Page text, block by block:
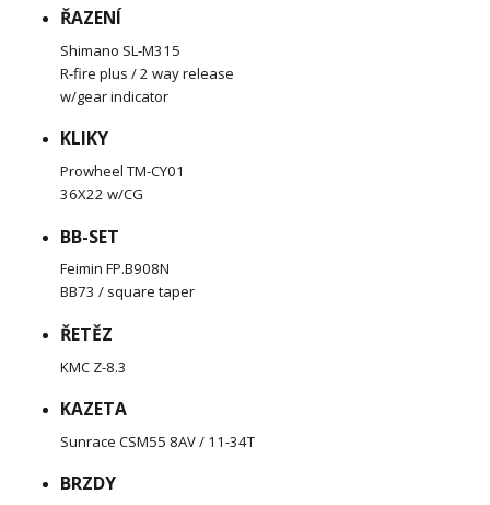
ŘAZENÍ
Shimano SL-M315
R-fire plus / 2 way release
w/gear indicator
KLIKY
Prowheel TM-CY01
36X22 w/CG
BB-SET
Feimin FP.B908N
BB73 / square taper
ŘETĚZ
KMC Z-8.3
KAZETA
Sunrace CSM55 8AV / 11-34T
BRZDY